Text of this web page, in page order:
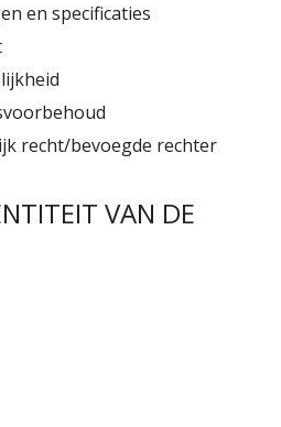
en specificaties
recht/bevoegde rechter
VAN DE